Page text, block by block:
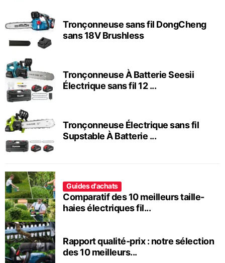
Tronçonneuse sans fil DongCheng
sans 18V Brushless
Tronçonneuse À Batterie Seesii
Électrique sans fil 12 ...
Tronçonneuse Électrique sans fil
Supstable À Batterie ...
Guides d'achats
Comparatif des 10 meilleurs taille-
haies électriques fil...
Rapport qualité-prix : notre sélection
des 10 meilleurs...